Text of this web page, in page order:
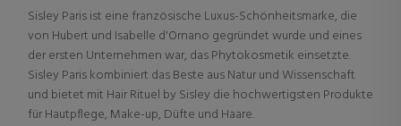
Sisley Paris ist eine französische Luxus-Schönheitsmarke, die
von Hubert und Isabelle d'Ornano gegründet wurde und eines
der ersten Unternehmen war, das Phytokosmetik einsetzte.
Sisley Paris kombiniert das Beste aus Natur und Wissenschaft
und bietet mit Hair Rituel by Sisley die hochwertigsten Produkte
für Hautpflege, Make-up, Düfte und Haare.